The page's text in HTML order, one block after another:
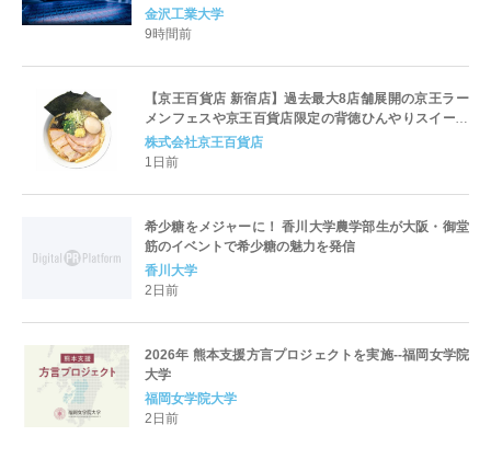
世界に向けた半導体産業の発展とエコシステム形成を
議論
金沢工業大学
9時間前
【京王百貨店 新宿店】過去最大8店舗展開の京王ラー
メンフェスや京王百貨店限定の背徳ひんやりスイーツ
など、実演グルメが充実 過去最長21日間、計90店舗
出店の 「大北海道展」
株式会社京王百貨店
1日前
希少糖をメジャーに！ 香川大学農学部生が大阪・御堂
筋のイベントで希少糖の魅力を発信
香川大学
2日前
2026年 熊本支援方言プロジェクトを実施--福岡女学院
大学
福岡女学院大学
2日前